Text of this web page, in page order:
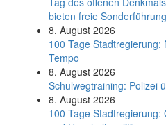
bieten freie
8. August 2026
100 Tage
Tempo
8. August 2026
Schul­weg­trai­ning: Poli­zei
8. August 2026
100 Tage Stadtregierung: